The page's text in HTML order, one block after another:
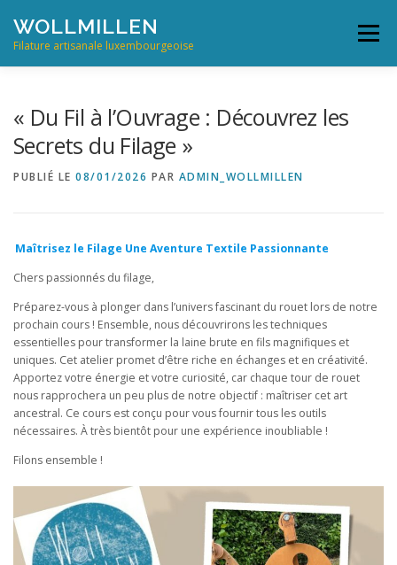
contenu
WOLLMILLEN
Filature artisanale luxembourgeoise
Menu
« Du Fil à l’Ouvrage : Découvrez les
Secrets du Filage »
PUBLIÉ LE 08/01/2026 PAR ADMIN_WOLLMILLEN
Maîtrisez le Filage Une Aventure Textile Passionnante
Chers passionnés du filage,
Préparez-vous à plonger dans l’univers fascinant du rouet lors de notre
prochain cours ! Ensemble, nous découvrirons les techniques
essentielles pour transformer la laine brute en fils magnifiques et
uniques. Cet atelier promet d’être riche en échanges et en créativité.
Apportez votre énergie et votre curiosité, car chaque tour de rouet
nous rapprochera un peu plus de notre objectif : maîtriser cet art
ancestral. Ce cours est conçu pour vous fournir tous les outils
nécessaires. À très bientôt pour une expérience inoubliable !
Filons ensemble !